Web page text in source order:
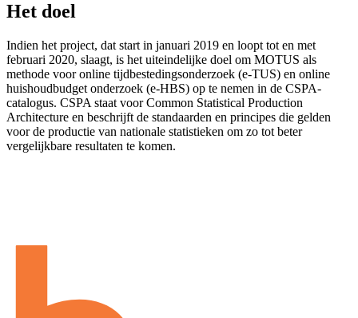
Het doel
Indien het project, dat start in januari 2019 en loopt tot en met
februari 2020, slaagt, is het uiteindelijke doel om MOTUS als
methode voor online tijdbestedingsonderzoek (e-TUS) en online
huishoudbudget onderzoek (e-HBS) op te nemen in de CSPA-
catalogus. CSPA staat voor Common Statistical Production
Architecture en beschrijft de standaarden en principes die gelden
voor de productie van nationale statistieken om zo tot beter
vergelijkbare resultaten te komen.